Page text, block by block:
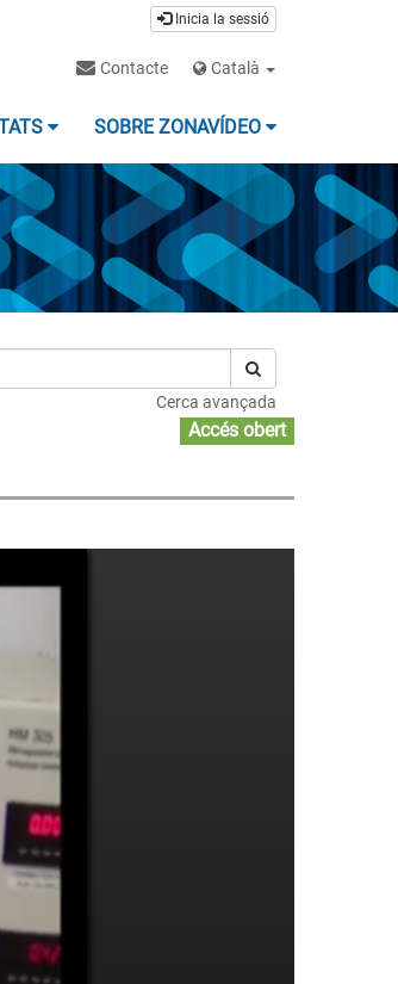
Inicia la sessió
Contacte Català
SOBRE ZONAVÍDEO
Cerca avançada
Accés obert